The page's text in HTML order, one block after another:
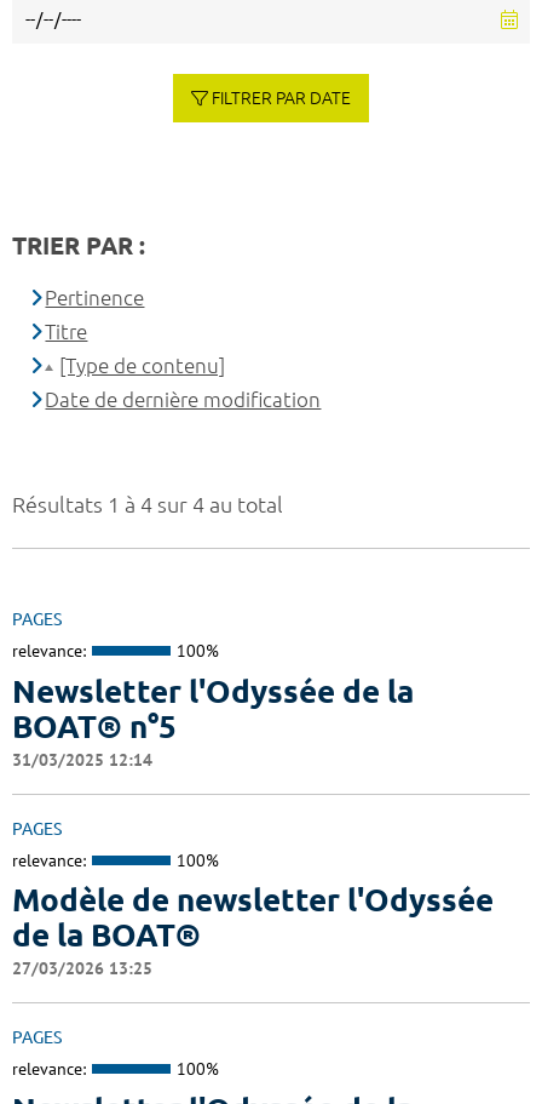
Résultats 1 à 4 sur 4 au total
PAGES
relevance: 100%
Newsletter l'Odyssée de la
BOAT® n°5
31/03/2025 12:14
PAGES
relevance: 100%
Modèle de newsletter l'Odyssée
de la BOAT®
27/03/2026 13:25
PAGES
relevance: 100%
FILTRER PAR DATE
TRIER PAR :
Pertinence
Titre
[Type de contenu]
Date de dernière modification